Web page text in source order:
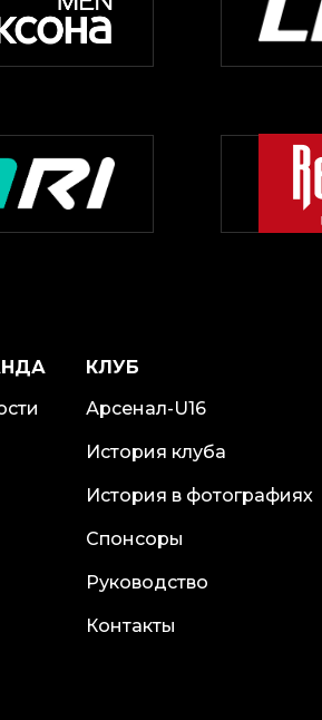
КЛУБ
Арсенал-U16
История клуба
История в фотографиях
Спонсоры
Руководство
Контакты